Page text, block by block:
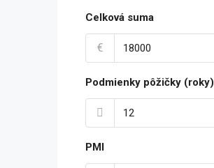
Celková suma
€
Podmienky pôžičky (roky)
PMI